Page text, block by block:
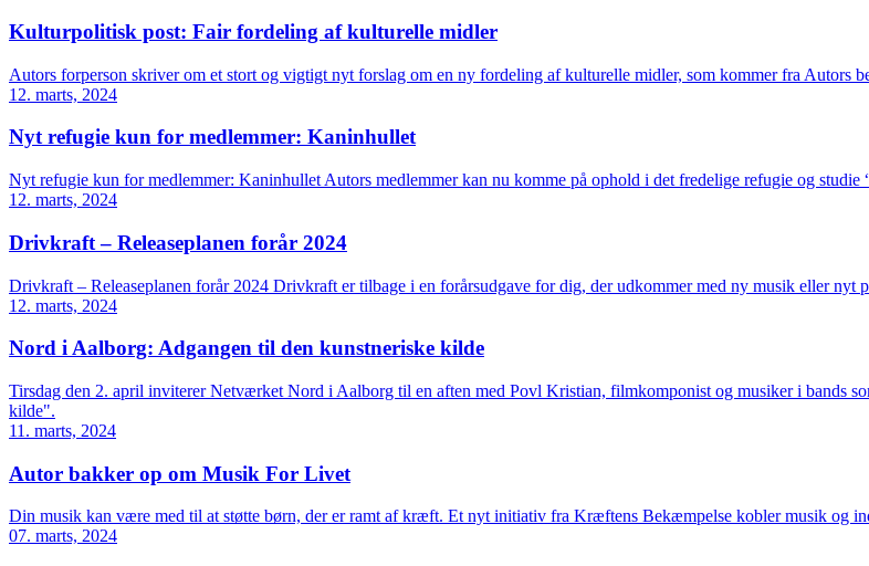
Kulturpolitisk post: Fair fordeling af kulturelle midler
Autors forperson skriver om et stort og vigtigt nyt forslag om en ny fordeling af kulturelle midler, som kommer fra Autors
12. marts, 2024
Nyt refugie kun for medlemmer: Kaninhullet
Nyt refugie kun for medlemmer: Kaninhullet Autors medlemmer kan nu komme på ophold i det fredelige refugie og
12. marts, 2024
Drivkraft – Releaseplanen forår 2024
Drivkraft – Releaseplanen forår 2024 Drivkraft er tilbage i en forårsudgave for dig, der udkommer med ny musik eller nyt
12. marts, 2024
Nord i Aalborg: Adgangen til den kunstneriske kilde
Tirsdag den 2. april inviterer Netværket Nord i Aalborg til en aften med Povl Kristian, filmkomponist og musiker i bands
kilde".
11. marts, 2024
Autor bakker op om Musik For Livet
Din musik kan være med til at støtte børn, der er ramt af kræft. Et nyt initiativ fra Kræftens Bekæmpelse kobler musik og
07. marts, 2024